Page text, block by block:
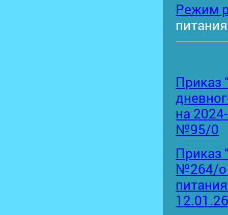
Режим
Приказ
на
№95/0
Приказ
№264/о